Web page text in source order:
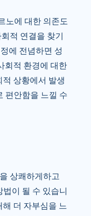
노에 대한 의존도
적 연결을 찾기
에 전념하면 성
회적 환경에 대한
적 상황에서 발생
편안함을 느낄 수
상쾌하게하고
이 될 수 있습니
더 자부심을 느